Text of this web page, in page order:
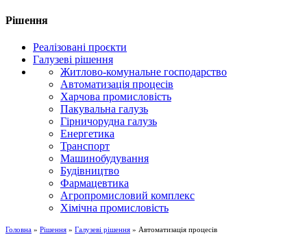
Рішення
Реалізовані проєкти
Галузеві рішення
Житлово-комунальне господарство
Автоматизація процесів
Харчова промисловість
Пакувальна галузь
Гірничорудна галузь
Енергетика
Транспорт
Машинобудування
Будівництво
Фармацевтика
Агропромисловий комплекс
Хімічна промисловість
Головна » Рішення » Галузеві рішення » Автоматизація процесів